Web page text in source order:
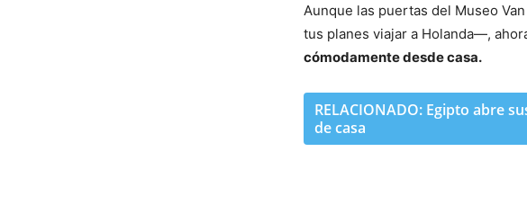
Aunque las puertas del Museo
tus planes viajar a Holanda—,
cómodamente desde casa.
RELACIONADO: Egipto abre
de casa